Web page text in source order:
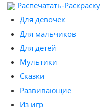
Распечатать-Раскраску
Для девочек
Для мальчиков
Для детей
Мультики
Сказки
Развивающие
Из игр